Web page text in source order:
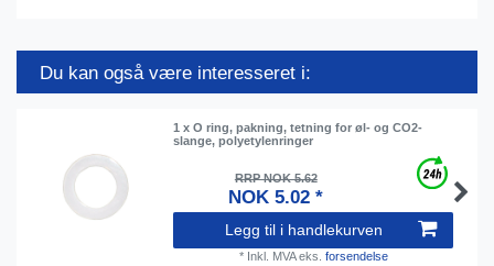
Du kan også være interesseret i:
1 x O ring, pakning, tetning for øl- og CO2-
slange, polyetylenringer
RRP NOK 5.62
NOK 5.02 *
Legg til i handlekurven
* Inkl. MVAeks. forsendelse